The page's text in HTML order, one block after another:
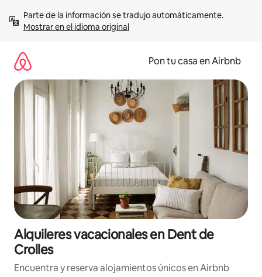
contenidoMostrar en el idioma original
Pon tu casa en Airbnb
Alquileres vacacionales en Dent de
Crolles
Encuentra y reserva alojamientos únicos en Airbnb